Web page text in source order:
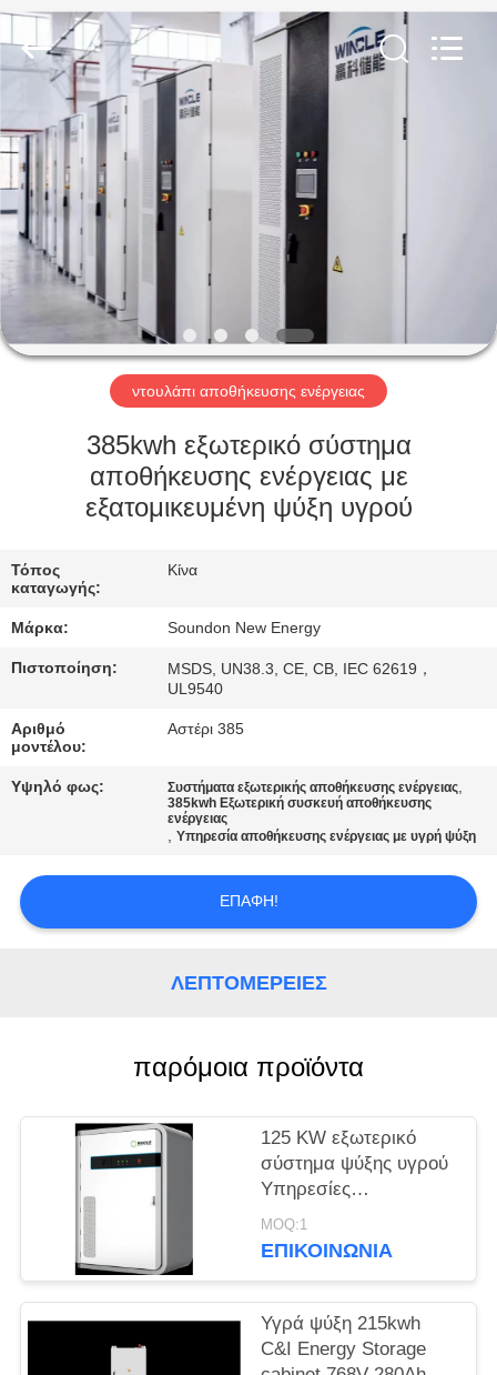
ΣΠΊΤΙ
ΠΡΟΪΌΝΤΑ
ΕΜΦΆΝΙΣΗ
VR
ΠΕΡΊΠΟΥ
ΓΎΡΟΣ
ΕΡΓΟΣΤΑΣΊΩΝ
ΠΟΙΟΤΙΚΌΣ
ΈΛΕΓΧΟΣ
ΜΑΣ
ΕΛΆΤΕ
ΣΕ
ΕΠΑΦΉ
ΈΝΑ
ΑΠΌΣΠΑΣΜΑ
ΠΟΛΙΤΙΚΉ
ΑΠΟΡΡΉΤΟΥ
New
Technology
Co,.Ltd..
All
ντουλάπι αποθήκευσης ενέργειας
385kwh εξωτερικό σύστημα
αποθήκευσης ενέργειας με
εξατομικευμένη ψύξη υγρού
Τόπος
καταγωγής:
Κίνα
Μάρκα: Soundon New Energy
Πιστοποίηση:
MSDS, UN38.3, CE, CB, IEC 62619，
UL9540
Αριθμό
μοντέλου:
Αστέρι 385
Υψηλό φως: Συστήματα εξωτερικής αποθήκευσης ενέργειας,
385kwh Εξωτερική συσκευή αποθήκευσης
ενέργειας
,Υπηρεσία αποθήκευσης ενέργειας με υγρή ψύξη
ΕΠΑΦΉ!
ΛΕΠΤΟΜΈΡΕΙΕΣ
παρόμοια προϊόντα
125 KW εξωτερικό
σύστημα ψύξης υγρού
Υπηρεσίες
αποθήκευσης
ενέργειας για κέντρα
MOQ:1
ΕΠΙΚΟΙΝΩΝΊΑ
Υγρά ψύξη 215kwh
C&I Energy Storage